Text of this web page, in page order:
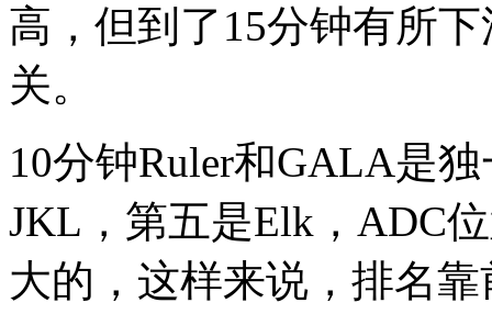
高，但到了15分钟有所
关。
10分钟Ruler和GALA是
JKL，第五是Elk，ADC
大的，这样来说，排名